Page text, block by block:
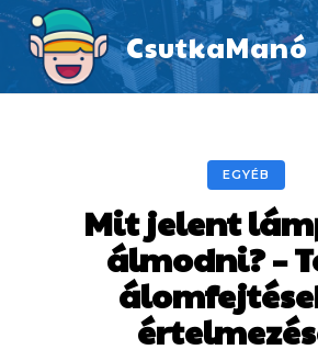
CsutkaManó
EGYÉB
Mit jelent
álmodni? –